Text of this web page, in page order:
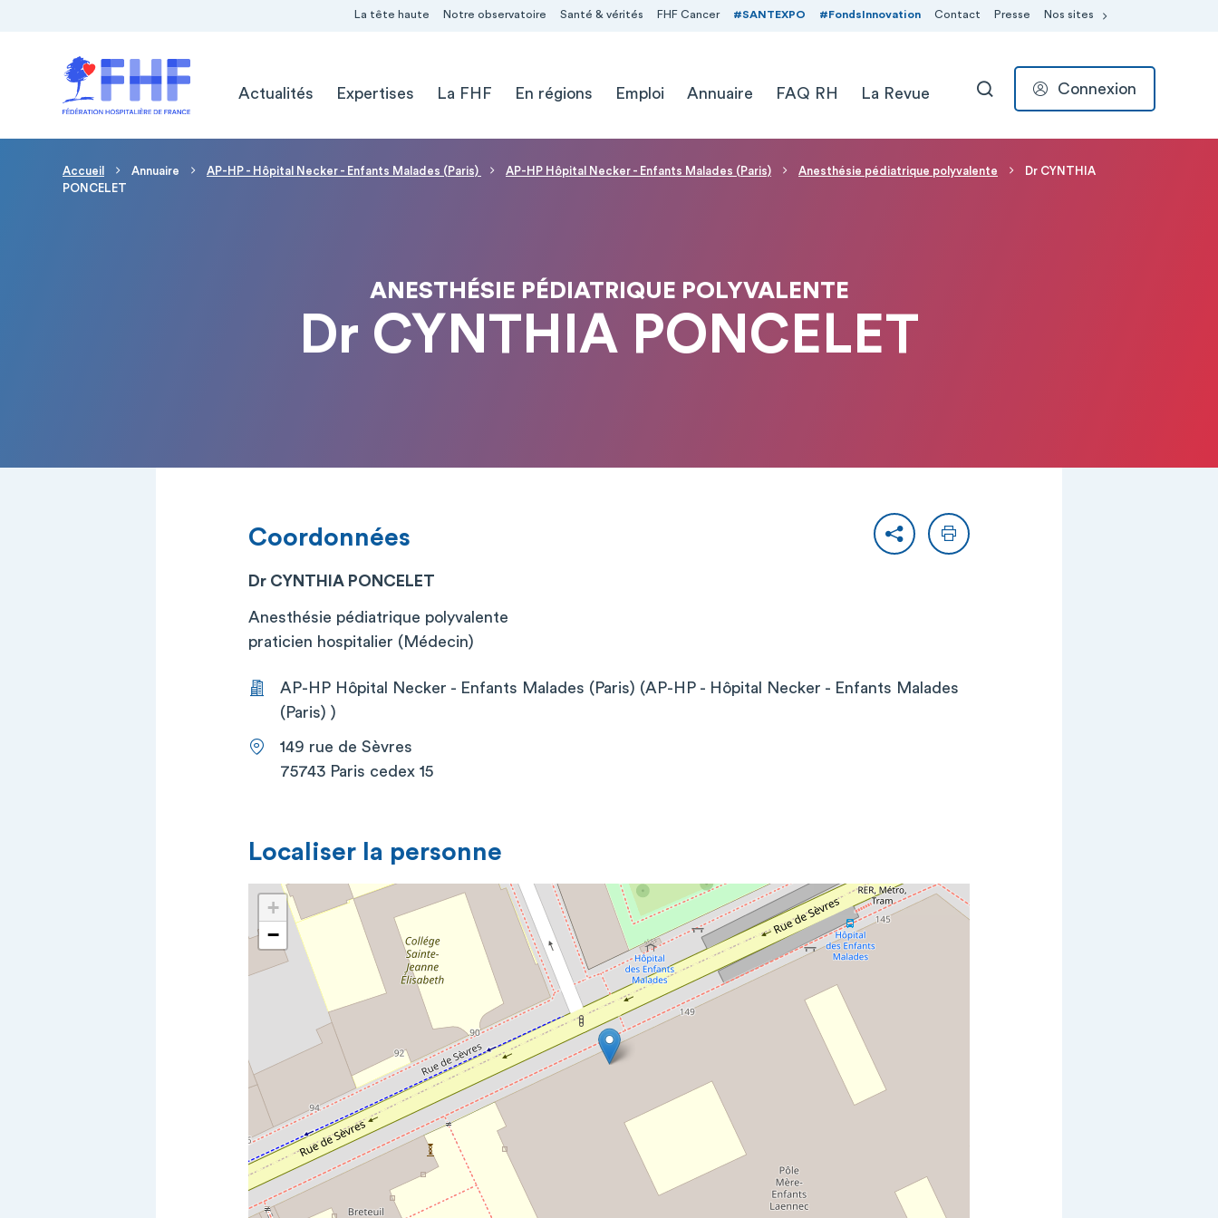
La tête haute Notre observatoire Santé & vérités FHF Cancer #SANTEXPO #FondsInnovation Contact Presse Nos sites
Actualités
Expertises La FHF En régions Emploi Annuaire FAQ RH La Revue RECHERCHER
Connexion
Fil d'Ariane
Accueil Annuaire AP-HP - Hôpital Necker - Enfants Malades (Paris) AP-HP Hôpital Necker - Enfants Malades (Paris) Anesthésie pédiatrique polyvalente
Dr CYNTHIA
PONCELET
ANESTHÉSIE PÉDIATRIQUE POLYVALENTE
Dr CYNTHIA PONCELET
PartagerImprimer
Coordonnées
Dr CYNTHIA PONCELET
Anesthésie pédiatrique polyvalente
praticien hospitalier (Médecin)
AP-HP Hôpital Necker - Enfants Malades (Paris) (AP-HP - Hôpital Necker - Enfants Malades
(Paris) )
149 rue de Sèvres
75743 Paris cedex 15
Localiser la personne
+
−